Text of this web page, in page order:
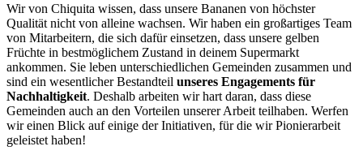
Wir von Chiquita wissen, dass unsere Bananen von höchster
Qualität nicht von alleine wachsen. Wir haben ein großartiges Team
von Mitarbeitern, die sich dafür einsetzen, dass unsere gelben
Früchte in bestmöglichem Zustand in deinem Supermarkt
ankommen. Sie leben unterschiedlichen Gemeinden zusammen und
sind ein wesentlicher Bestandteil unseres Engagements für
Nachhaltigkeit. Deshalb arbeiten wir hart daran, dass diese
Gemeinden auch an den Vorteilen unserer Arbeit teilhaben. Werfen
wir einen Blick auf einige der Initiativen, für die wir Pionierarbeit
geleistet haben!